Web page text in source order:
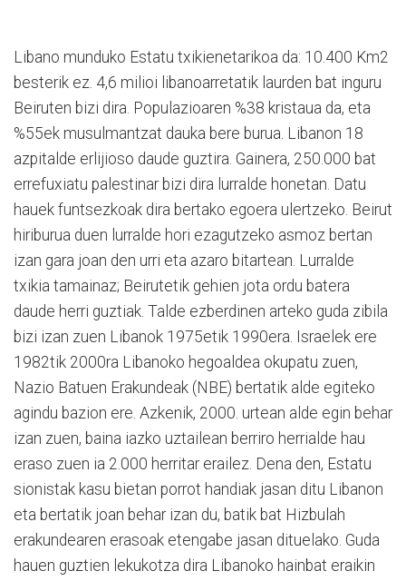
Libano munduko Estatu txikienetarikoa da: 10.400 Km2
besterik ez. 4,6 milioi libanoarretatik laurden bat inguru
Beiruten bizi dira. Populazioaren %38 kristaua da, eta
%55ek musulmantzat dauka bere burua. Libanon 18
azpitalde erlijioso daude guztira. Gainera, 250.000 bat
errefuxiatu palestinar bizi dira lurralde honetan. Datu
hauek funtsezkoak dira bertako egoera ulertzeko. Beirut
hiriburua duen lurralde hori ezagutzeko asmoz bertan
izan gara joan den urri eta azaro bitartean. Lurralde
txikia tamainaz; Beirutetik gehien jota ordu batera
daude herri guztiak. Talde ezberdinen arteko guda zibila
bizi izan zuen Libanok 1975etik 1990era. Israelek ere
1982tik 2000ra Libanoko hegoaldea okupatu zuen,
Nazio Batuen Erakundeak (NBE) bertatik alde egiteko
agindu bazion ere. Azkenik, 2000. urtean alde egin behar
izan zuen, baina iazko uztailean berriro herrialde hau
eraso zuen ia 2.000 herritar erailez. Dena den, Estatu
sionistak kasu bietan porrot handiak jasan ditu Libanon
eta bertatik joan behar izan du, batik bat Hizbulah
erakundearen erasoak etengabe jasan dituelako. Guda
hauen guztien lekukotza dira Libanoko hainbat eraikin